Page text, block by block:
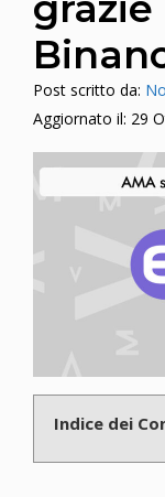
Post scritto da:
Aggiornato il: 29
Indice dei